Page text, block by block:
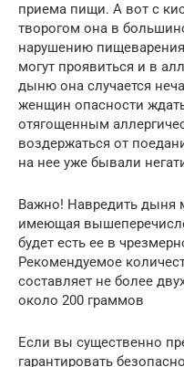
приема пищи. А вот с
творогом она в
нарушению
могут проявиться и в
дыню она случается
женщин опасности
отягощенным
воздержаться от
на нее уже бывали
Важно! Навредить дыня
имеющая
будет есть ее в
Рекомендуемое
составляет не более
около 200 граммов
Если вы существенно
гарантировать